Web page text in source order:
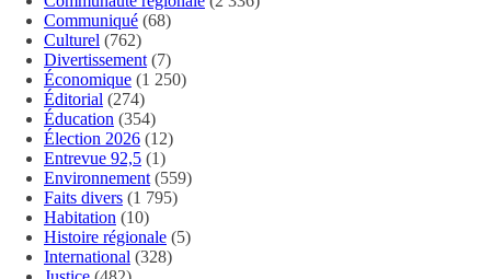
Communiqué (68)
Culturel (762)
Divertissement (7)
Économique (1 250)
Éditorial (274)
Éducation (354)
Élection 2026 (12)
Entrevue 92,5 (1)
Environnement (559)
Faits divers (1 795)
Habitation (10)
Histoire régionale (5)
International (328)